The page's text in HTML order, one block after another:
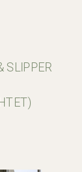
SLIPPER